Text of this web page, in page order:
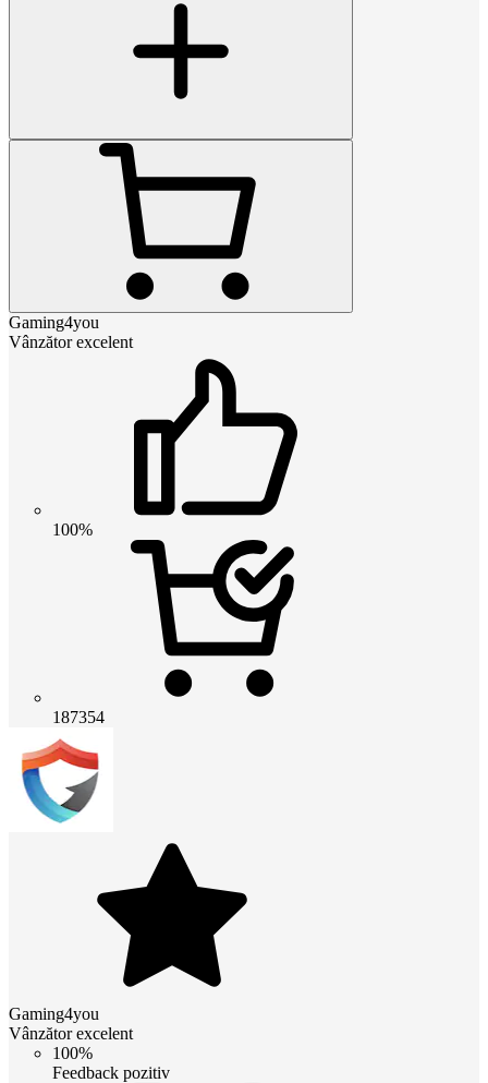
Gaming4you
Vânzător excelent
100%
187354
Gaming4you
Vânzător excelent
100%
Feedback pozitiv